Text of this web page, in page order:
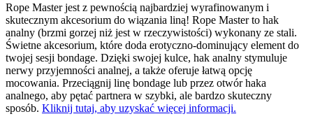
Rope Master jest z pewnością najbardziej wyrafinowanym i
skutecznym akcesorium do wiązania liną! Rope Master to hak
analny (brzmi gorzej niż jest w rzeczywistości) wykonany ze stali.
Świetne akcesorium, które doda erotyczno-dominujący element do
twojej sesji bondage. Dzięki swojej kulce, hak analny stymuluje
nerwy przyjemności analnej, a także oferuje łatwą opcję
mocowania. Przeciągnij linę bondage lub przez otwór haka
analnego, aby pętać partnera w szybki, ale bardzo skuteczny
sposób. Kliknij tutaj, aby uzyskać więcej informacji.